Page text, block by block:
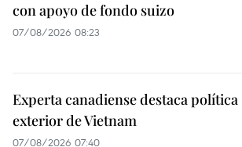
con apoyo de fondo suizo
07/08/2026 08:23
Experta canadiense destaca política
exterior de Vietnam
07/08/2026 07:40